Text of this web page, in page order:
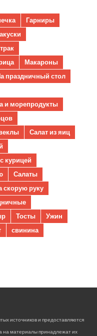
Гарниры
Макароны
праздничный стол
и морепродукты
Салат из яиц
курицей
Салаты
скорую руку
Тосты
Ужин
свинина
источников и предоставляются
на материалы принадлежат их